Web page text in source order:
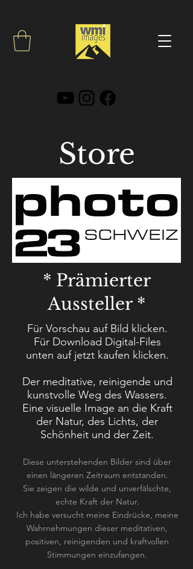
Landschaftsfotografie, Outdoorphotography,
Landschaftsfotograf, Workshops, Touren, Kurse,
Reisen, Fotografie, Video, Drohnen, Projekte, Walter
Menet,
Photography & Videography, Workshops &
Lifestyle, Design & Technology, Service & Magazine
Store
* Prämierter
Aussteller *
Für Vorschau auf Bild klicken.
Für Download Digital-Files
unten auf jetzt kaufen klicken.
Der meditative, reinigende und
kunstvolle Weg des Wassers.
Eine visuelle Image an die Kraft
der Natur, des Lichts, der
Schönheit und der Zeit.
Diese unterstehenden Bilder sind über
einen längeren Zeitraum entstanden.
Sie zeigen die wilde und unverfälschte,
echte Kraft der Natur.
Ich habe versucht meine Eindrücke, meine
Wahrnehmungen dieser meditativen,
positiven, reinigenden und kraftvollen
Stimmungen einzufangen.